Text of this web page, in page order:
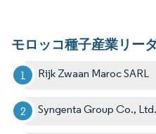
モロッコ種子産業リー
Rijk Zwaan Maroc SARL
Syngenta Group Co., Ltd.